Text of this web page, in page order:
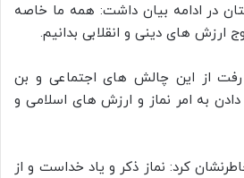
در ادامه بیان داشت: همه ما خاصه
ارزش های دینی و انقلابی بدانیم.
رفت از این چالش های اجتماعی و بن
به امر نماز و ارزش های اسلامی و
کرد: نماز ذکر و یاد خداست و از